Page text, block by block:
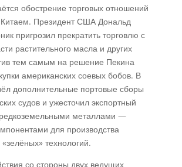
обострение торговых отношений
Президент США Дональд
пригрозил прекратить торговлю с
растительного масла и других
тем самым на решение Пекина
американских соевых бобов. В
дополнительные портовые сборы
судов и ужесточил экспортный
металлами —
для производства
технологий.
со стороны двух ведущих